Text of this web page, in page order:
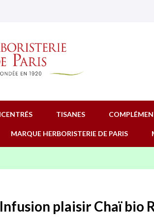
TISANES
MARQUE HERBORISTERIE DE PARIS
Infusion plaisir Chaï bio